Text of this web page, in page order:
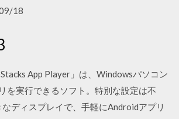
18
App Player」は、Windowsパソコン
を実行できるソフト。特別な設定は不
ディスプレイで、手軽にAndroidアプリ